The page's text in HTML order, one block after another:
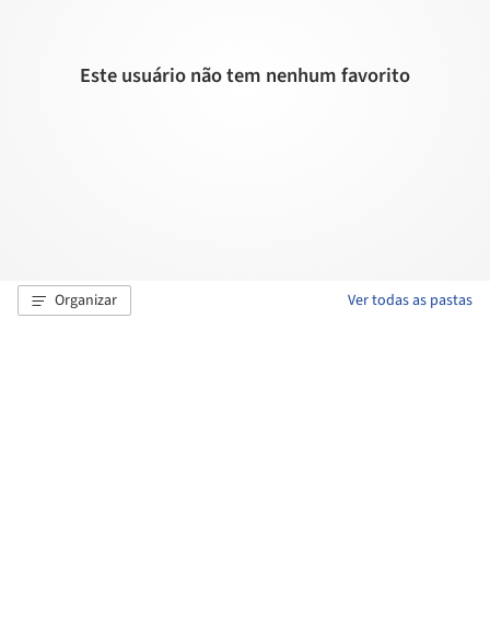
Este usuário não tem nenhum favorito
Organizar Ver todas as pastas